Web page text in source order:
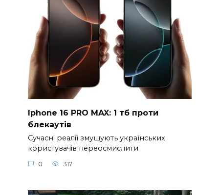
Iphone 16 PRO MAX: 1 тб проти
блекаутів
Сучасні реалії змушують українських
користувачів переосмислити
0 317